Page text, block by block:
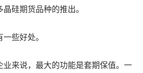
硅期货品种的推出。
些好处。
来说，最大的功能是套期保值。一